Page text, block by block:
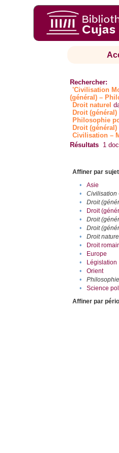
Rechercher:
'Civilisation
(général) –
Droit naturel
Droit
Philosophie
Droit
Civilisation –
Résultats 1
Affiner par sujet
•
Asie
•
Civilisation
•
Droit
•
Droit
•
Droit
•
Droit
•
Droit
•
Droit
•
Europe
•
Législation
•
Orient
•
•
Science
Affiner par